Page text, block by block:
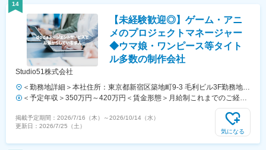
ロポリタンプラザビル21階■名古屋オフィス愛知県名古屋市西区名駅1-
1-17名駅ダイヤメイテツビル5階■大阪オフィス大阪府大阪市北区堂山
町１-５ 三共梅田ビル９階【詳細・交通】■本社JR各線「池袋駅」メト
ロポリタン口より徒歩1分（駅直結）■名古屋オフィスJR「名古屋駅」
より徒歩4分（駅地下通路直結）■大阪オフィス各線「梅田駅」「東梅
田駅」より徒歩7分
14
【未経験歓迎◎】ゲーム・アニ
メのプロジェクトマネージャー
◆ウマ娘・ワンピース等タイト
ル多数の制作会社
Studio51株式会社
＜勤務地詳細＞本社住所：東京都新宿区築地町9-3 毛利ビル3F勤務地最
寄駅：東京メトロ東西線／神楽坂、有楽町線江戸川橋駅受動喫煙対策：
＜予定年収＞350万円～420万円＜賃金形態＞月給制これまでのご経験
などを含めて、総合的に金額決定させていただきます＜賃金内訳＞月額
（基本給）：235,000円～246,700円固定残業手当/月：53,300円～
61,500円（固定残業時間30時間0分/月）超過した時間外労働の残業手
掲載予定期間： 2026/7/16（木） ～2026/10/14（水）
更新日： 2026/7/25（土）
気になる